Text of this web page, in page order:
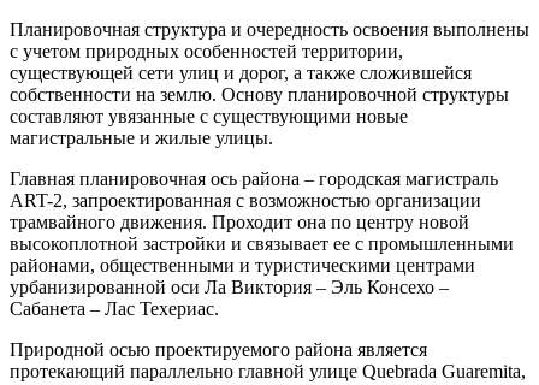
Планировочная структура и очередность освоения выполнены
с учетом природных особенностей территории,
существующей сети улиц и дорог, а также сложившейся
собственности на землю. Основу планировочной структуры
составляют увязанные с существующими новые
магистральные и жилые улицы.
Главная планировочная ось района – городская магистраль
АRT-2, запроектированная с возможностью организации
трамвайного движения. Проходит она по центру новой
высокоплотной застройки и связывает ее с промышленными
районами, общественными и туристическими центрами
урбанизированной оси Ла Виктория – Эль Консехо –
Сабанета – Лас Техериас.
Природной осью проектируемого района является
протекающий параллельно главной улице Quebrada Guaremita,